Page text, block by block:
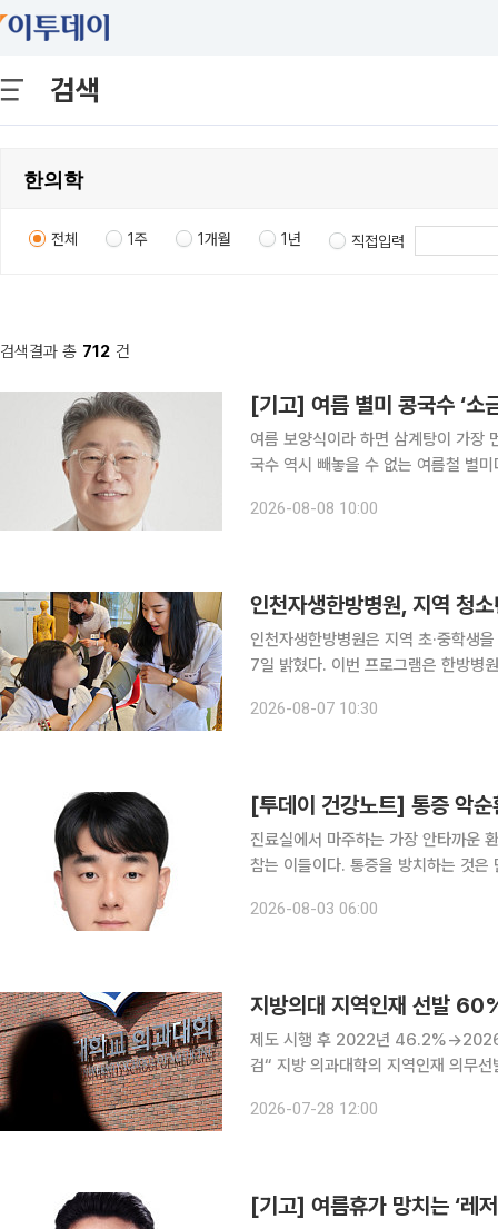
검색
전체 1주 1개월 1년 직접입력
검색결과 총 712 건
[기고] 여름 별미 콩국수 ‘소
여름 보양식이라 하면 삼계탕이 가장
국수 역시 빼놓을 수 없는 여름철 별
큼 양질의 식물성 단백질이 풍부하다.
2026-08-08 10:00
인천자생한방병원, 지역 청
인천자생한방병원은 지역 초·중학생
7일 밝혔다. 이번 프로그램은 한방병원 내 다양한 직군의 역할을 이해하고 실제 의료 장비와 모형을
진행됐으며, 11일 마지막 회차가 열릴
2026-08-07 10:30
[투데이 건강노트] 통증 악순
진료실에서 마주하는 가장 안타까운
참는 이들이다. 통증을 방치하는 것은 단순히 미련한 일
만들어내기 때문이다. 만성 통증 치료
2026-08-03 06:00
지방의대 지역인재 선발
제도 시행 후 2022년 46.2%→2026
검“ 지방 의과대학의 지역인재 의무선발 제도 시행 이후 지역인재 선발 비율이 60%에 육박한 것으
다. 교육부는 28일 '2026학년도 지
2026-07-28 12:00
[기고] 여름휴가 망치는 ‘레